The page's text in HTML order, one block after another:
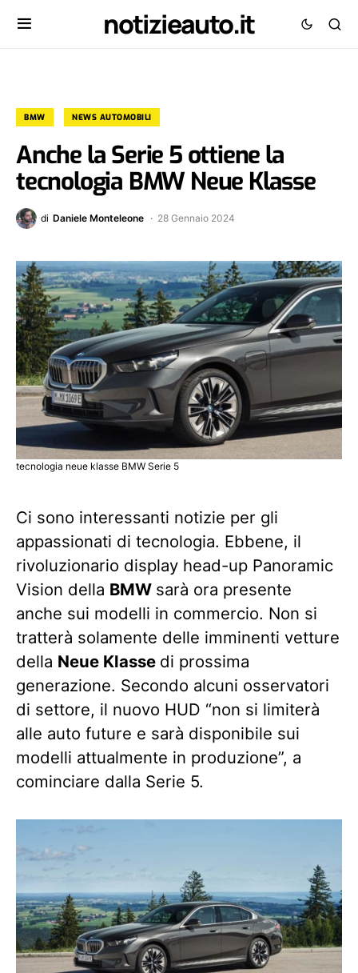
notizieauto.it
BMW NEWS AUTOMOBILI
Anche la Serie 5 ottiene la
tecnologia BMW Neue Klasse
di Daniele Monteleone 28 Gennaio 2024
tecnologia neue klasse BMW Serie 5
Ci sono interessanti notizie per gli
appassionati di tecnologia. Ebbene, il
rivoluzionario display head-up Panoramic
Vision della BMW sarà ora presente
anche sui modelli in commercio. Non si
tratterà solamente delle imminenti vetture
della Neue Klasse di prossima
generazione. Secondo alcuni osservatori
di settore, il nuovo HUD “non si limiterà
alle auto future e sarà disponibile sui
modelli attualmente in produzione”, a
cominciare dalla Serie 5.